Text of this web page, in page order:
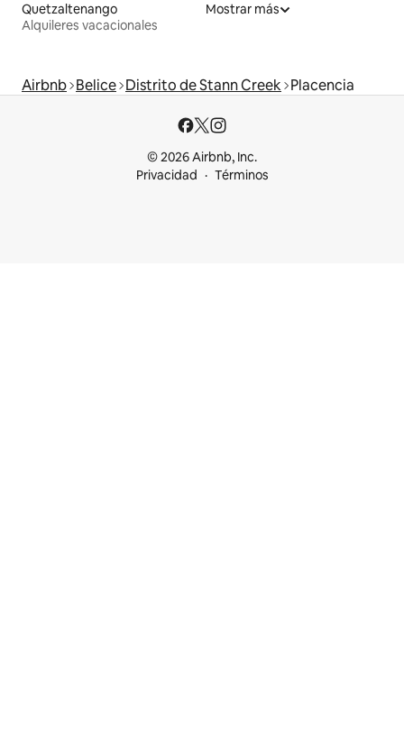
Quetzaltenango
Alquileres vacacionales
Mostrar más
Airbnb Belice Distrito de Stann Creek Placencia
© 2026 Airbnb, Inc.
Privacidad
Términos